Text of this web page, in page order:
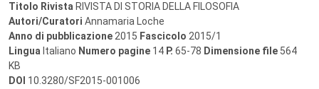
Titolo Rivista RIVISTA DI STORIA DELLA FILOSOFIA
Autori/Curatori Annamaria Loche
Anno di pubblicazione 2015 Fascicolo 2015/1
Lingua Italiano Numero pagine 14 P. 65-78 Dimensione file 564
KB
DOI 10.3280/SF2015-001006